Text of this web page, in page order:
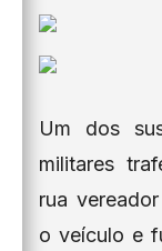
Um dos
militares
rua
o veículo e